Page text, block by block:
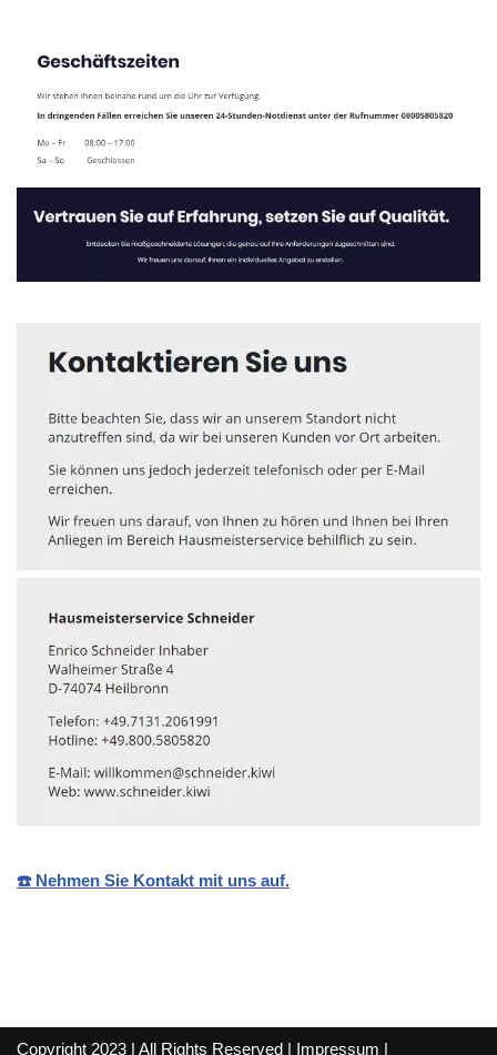
☎️ Nehmen Sie Kontakt mit uns auf.
Copyright 2023 | All Rights Reserved | Impressum |